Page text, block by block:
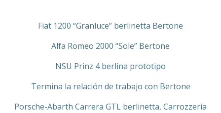
Fiat 1200 “Granluce” berlinetta Bertone
Alfa Romeo 2000 “Sole” Bertone
NSU Prinz 4 berlina prototipo
Termina la relación de trabajo con Bertone
Porsche-Abarth Carrera GTL berlinetta, Carrozzeria